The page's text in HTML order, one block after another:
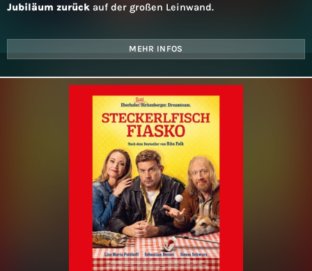
Jubiläum zurück auf der großen Leinwand.
MEHR INFOS